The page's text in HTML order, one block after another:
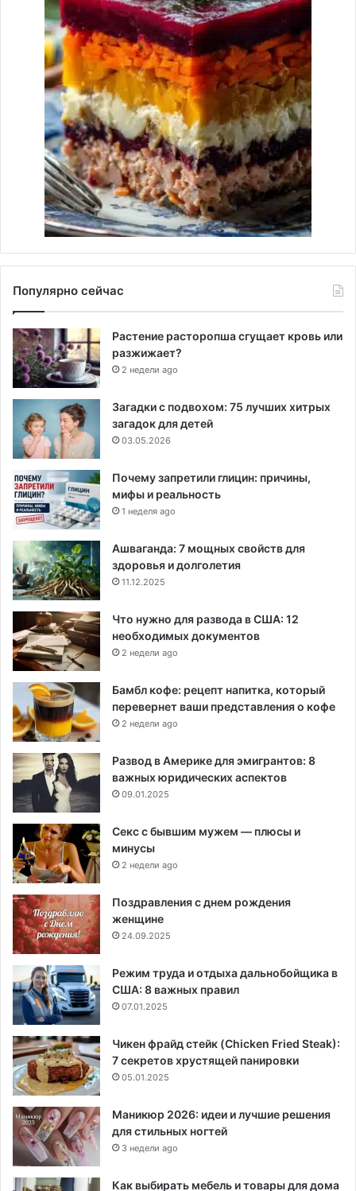
Популярно сейчас
Растение расторопша сгущает кровь или
разжижает?
2 недели ago
Загадки с подвохом: 75 лучших хитрых
загадок для детей
03.05.2026
Почему запретили глицин: причины,
мифы и реальность
1 неделя ago
Ашваганда: 7 мощных свойств для
здоровья и долголетия
11.12.2025
Что нужно для развода в США: 12
необходимых документов
2 недели ago
Бамбл кофе: рецепт напитка, который
перевернет ваши представления о кофе
2 недели ago
Развод в Америке для эмигрантов: 8
важных юридических аспектов
09.01.2025
Секс с бывшим мужем — плюсы и
минусы
2 недели ago
Поздравления с днем рождения
женщине
24.09.2025
Режим труда и отдыха дальнобойщика в
США: 8 важных правил
07.01.2025
Чикен фрайд стейк (Chicken Fried Steak):
7 секретов хрустящей панировки
05.01.2025
Маникюр 2026: идеи и лучшие решения
для стильных ногтей
3 недели ago
Как выбирать мебель и товары для дома